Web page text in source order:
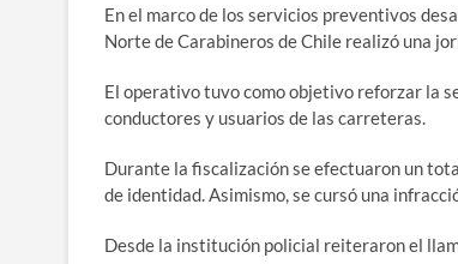
En el marco de los servicios preventivos
Norte de Carabineros de Chile realizó una
El operativo tuvo como objetivo reforzar la
conductores y usuarios de las carreteras.
Durante la fiscalización se efectuaron un
de identidad. Asimismo, se cursó una
Desde la institución policial reiteraron el